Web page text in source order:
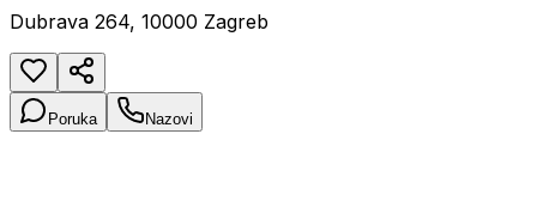
Dubrava 264, 10000 Zagreb
Poruka Nazovi